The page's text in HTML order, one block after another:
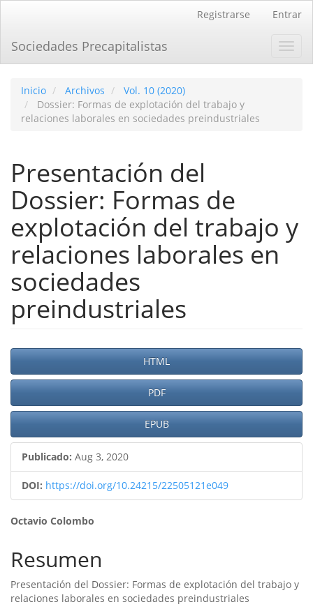
principal
Barra
Registrarse Entrar
Sociedades Precapitalistas
Inicio Archivos
Vol. 10 (2020)
Dossier: Formas de explotación del trabajo y
relaciones laborales en sociedades preindustriales
Presentación del
Dossier: Formas de
explotación del trabajo y
relaciones laborales en
sociedades
preindustriales
Barra
lateral
del
artículo
HTML
PDF
EPUB
Publicado: Aug 3, 2020
DOI: https://doi.org/10.24215/22505121e049
Contenido
principal
del
artículo
Octavio Colombo
Resumen
Presentación del Dossier: Formas de explotación del trabajo y
relaciones laborales en sociedades preindustriales